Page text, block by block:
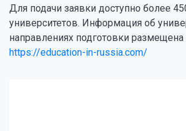
Для подачи заявки доступно более
университетов. Информация об
направлениях подготовки размещена
https://education-in-russia.com/